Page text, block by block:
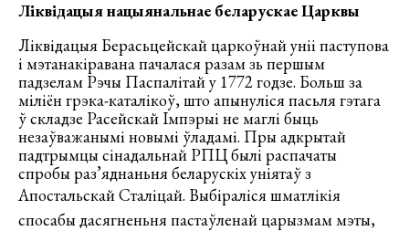
Ліквідацыя нацыянальнае беларускае Царквы
Ліквідацыя Берасьцейскай царкоўнай уніі паступова
і мэтанакіравана пачалася разам зь першым
падзелам Рэчы Паспалітай у 1772 годзе. Больш за
міліён грэка-каталікоў, што апынуліся пасьля гэтага
ў складзе Расейскай Імпэрыі не маглі быць
незаўважанымі новымі ўладамі. Пры адкрытай
падтрымцы сінадальнай РПЦ былі распачаты
спробы раз’яднаньня беларускіх уніятаў з
Апостальскай Сталіцай. Выбіраліся шматлікія
спосабы дасягненьня пастаўленай царызмам мэты,